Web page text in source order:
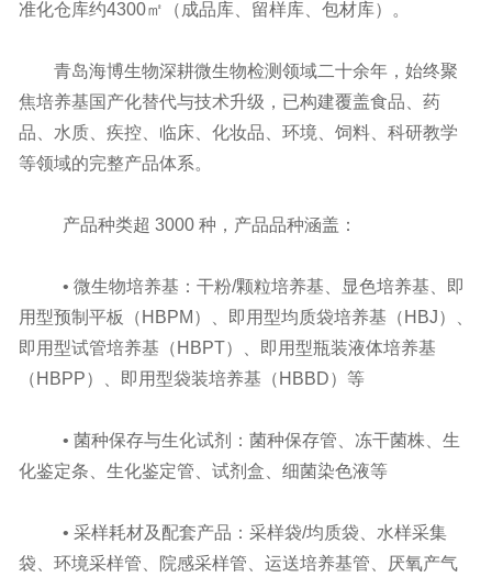
准化仓库约4300㎡（成品库、留样库、包材库）。
青岛海博生物深耕微生物检测领域二十余年，始终聚
焦培养基国产化替代与技术升级，已构建覆盖食品、药
品、水质、疾控、临床、化妆品、环境、饲料、科研教学
等领域的完整产品体系。
产品种类超 3000 种，产品品种涵盖：
• 微生物培养基：干粉/颗粒培养基、显色培养基、即
用型预制平板（HBPM）、即用型均质袋培养基（HBJ）、
即用型试管培养基（HBPT）、即用型瓶装液体培养基
（HBPP）、即用型袋装培养基（HBBD）等
• 菌种保存与生化试剂：菌种保存管、冻干菌株、生
化鉴定条、生化鉴定管、试剂盒、细菌染色液等
• 采样耗材及配套产品：采样袋/均质袋、水样采集
袋、环境采样管、院感采样管、运送培养基管、厌氧产气